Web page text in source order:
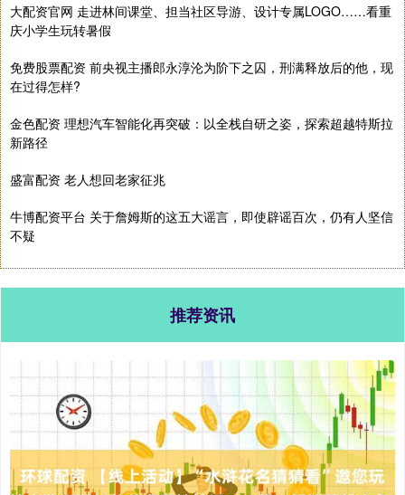
大配资官网 走进林间课堂、担当社区导游、设计专属LOGO……看重
庆小学生玩转暑假
免费股票配资 前央视主播郎永淳沦为阶下之囚，刑满释放后的他，现
在过得怎样?
金色配资 理想汽车智能化再突破：以全栈自研之姿，探索超越特斯拉
新路径
盛富配资 老人想回老家征兆
牛博配资平台 关于詹姆斯的这五大谣言，即使辟谣百次，仍有人坚信
不疑
推荐资讯